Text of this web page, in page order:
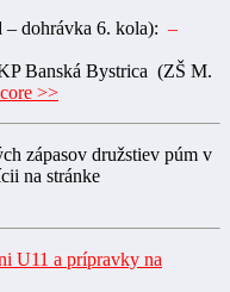
– dohrávka 6. kola): –
Banská Bystrica (ZŠ M.
>>
zápasov družstiev púm v
na stránke
U11 a prípravky na